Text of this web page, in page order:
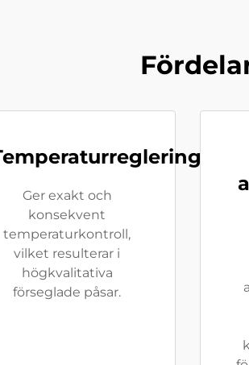
Ger exakt och
konsekvent
temperaturkontroll,
vilket resulterar i
högkvalitativa
förseglade påsar.